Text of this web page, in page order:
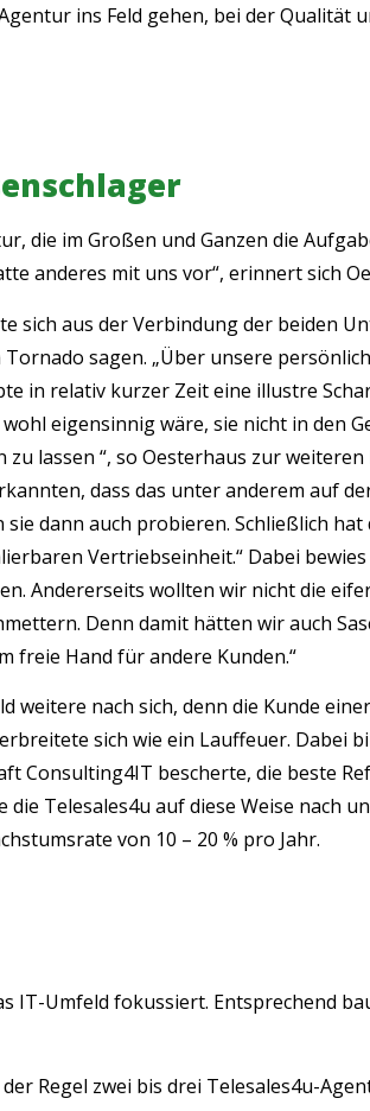
ins Feld gehen, bei der Qualität
die im Großen und Ganzen die
anderes mit uns vor“, erinnert sich
sich aus der Verbindung der beiden
sagen. „Über unsere
in relativ kurzer Zeit eine illustre
eigensinnig wäre, sie nicht in den
lassen “, so Oesterhaus zur weiteren
dass das unter anderem auf
dann auch probieren. Schließlich
Vertriebseinheit.“ Dabei
Andererseits wollten wir nicht die
Denn damit hätten wir auch
freie Hand für andere Kunden.“
weitere nach sich, denn die Kunde
sich wie ein Lauffeuer. Dabei
Consulting4IT bescherte, die beste
Telesales4u auf diese Weise nach
von 10 – 20 % pro Jahr.
Umfeld fokussiert. Entsprechend
Regel zwei bis drei Telesales4u-